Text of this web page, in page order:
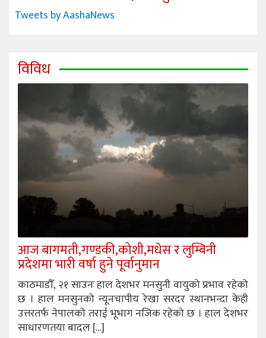
Tweets by AashaNews
विविध
आज बागमती,गण्डकी,कोशी,मधेस र लुम्बिनी
प्रदेशमा भारी वर्षा हुने पूर्वानुमान
काठमाडौँ, २१ साउनः हाल देशभर मनसुनी वायुको प्रभाव रहेको
छ । हाल मनसुनको न्यूनचापीय रेखा सरदर स्थानभन्दा केही
उत्तरतर्फ नेपालको तराई भूभाग नजिक रहेको छ । हाल देशभर
साधारणतया बादल […]